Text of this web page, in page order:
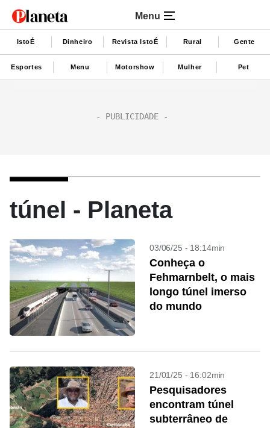
Menu
IstoÉ Dinheiro Revista IstoÉ Rural Gente
Esportes Menu Motorshow Mulher Pet
túnel - Planeta
03/06/25 - 18:14min
Conheça o
Fehmarnbelt, o mais
longo túnel imerso
do mundo
21/01/25 - 16:02min
Pesquisadores
encontram túnel
subterrâneo de